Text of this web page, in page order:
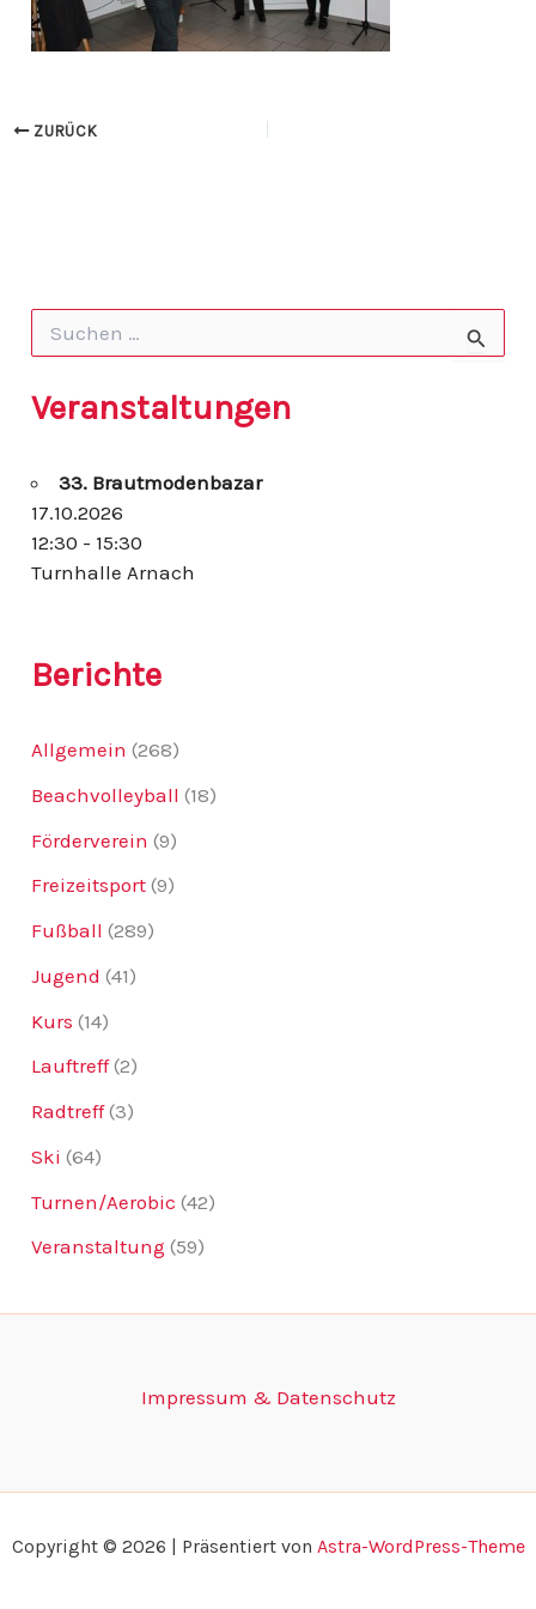
ZURÜCK
h
e
a
c
h
Veranstaltungen
33. Brautmodenbazar
17.10.2026
12:30 - 15:30
Turnhalle Arnach
Berichte
Allgemein (268)
Beachvolleyball (18)
Förderverein (9)
Freizeitsport (9)
Fußball (289)
Jugend (41)
Kurs (14)
Lauftreff(2)
Radtreff(3)
Ski (64)
Turnen/Aerobic (42)
Veranstaltung (59)
Impressum & Datenschutz
Copyright © 2026 | Präsentiert von Astra-WordPress-Theme